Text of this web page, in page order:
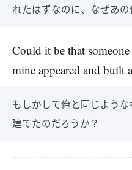
れたはずなのに、なぜあ
Could it be that
mine appeared and built
もしかして俺と同じよう
建てたのだろうか？